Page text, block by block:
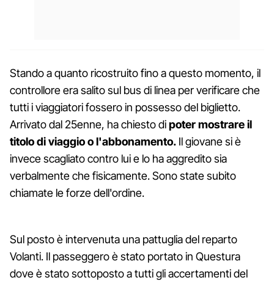
Stando a quanto ricostruito fino a questo momento, il
controllore era salito sul bus di linea per verificare che
tutti i viaggiatori fossero in possesso del biglietto.
Arrivato dal 25enne, ha chiesto dipoter mostrare il
titolo di viaggio o l'abbonamento. Il giovane si è
invece scagliato contro lui e lo ha aggredito sia
verbalmente che fisicamente. Sono state subito
chiamate le forze dell'ordine.
Sul posto è intervenuta una pattuglia del reparto
Volanti. Il passeggero è stato portato in Questura
dove è stato sottoposto a tutti gli accertamenti del